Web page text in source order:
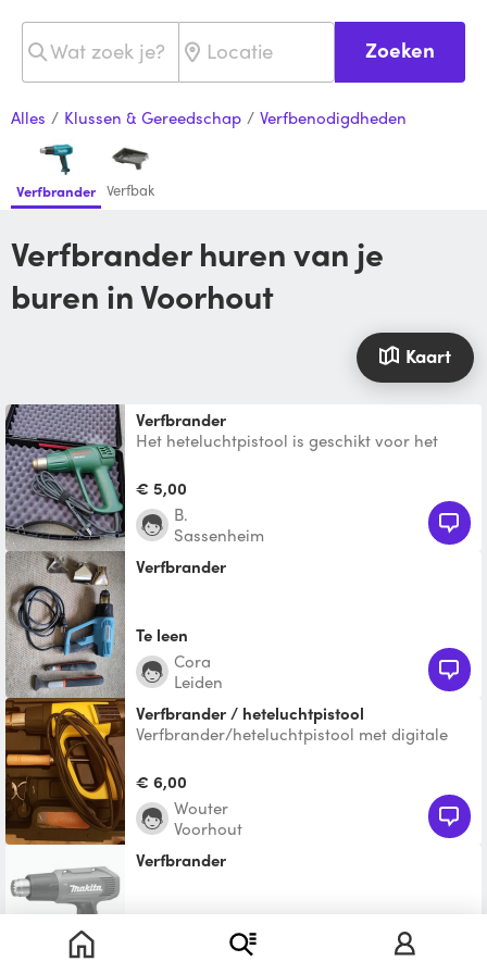
Zoeken
Alles / Klussen & Gereedschap / Verfbenodigdheden
Verfbrander Verfbak
Verfbrander huren van je
buren in Voorhout
Kaart
verfbrander
Het heteluchtpistool is geschikt voor het
standen, 180
€ 5,00
B.
Sassenheim
Verfbrander
Te leen
Cora
Leiden
Verfbrander / heteluchtpistool
Verfbrander/heteluchtpistool met digitale
graden. Inclusief
€ 6,00
Wouter
Voorhout
verfbrander